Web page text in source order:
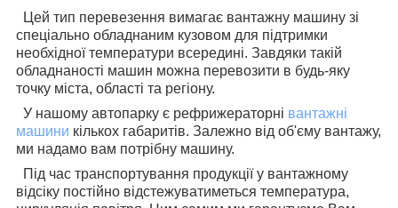
Цей тип перевезення вимагає вантажну машину зі
спеціально обладнаним кузовом для підтримки
необхідної температури всередині. Завдяки такій
обладнаності машин можна перевозити в будь-яку
точку міста, області та регіону.
У нашому автопарку є рефрижераторні вантажні
машини кількох габаритів. Залежно від об'єму вантажу,
ми надамо вам потрібну машину.
Під час транспортування продукції у вантажному
відсіку постійно відстежуватиметься температура,